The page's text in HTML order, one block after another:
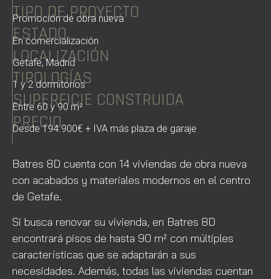
Batres 8D cuenta con 14 viviendas de obra nueva
con acabados y materiales modernos en el centro
de Getafe.
Si busca renovar su vivienda, en Batres 8D
encontrará pisos de hasta 90 m² con múltiples
características que se adaptarán a sus
necesidades. Además, todas las viviendas cuentan
TIPO DE PROYECTO
Promoción de obra nueva
ESTADO
En comercialización
LOCALIZACIÓN
Getafe, Madrid
TIPOLOGÍAS
1 y 2 dormitorios
SUPERFICIE CONSTRUIDA
Entre 60 y 90 m²
PRECIO
Desde 194.900€ + IVA más plaza de garaje